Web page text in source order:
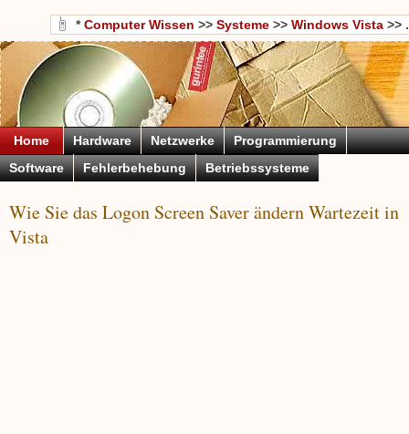
*Computer Wissen >> Systeme >> Windows Vista >> .
Home Hardware Netzwerke
Programmierung
Software
Fehlerbehebung Betriebssysteme
Wie Sie das Logon Screen Saver ändern Wartezeit in
Vista